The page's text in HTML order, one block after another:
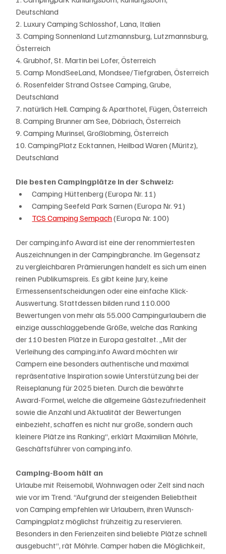
Deutschland
2. Luxury Camping Schlosshof, Lana, Italien
3. Camping Sonnenland Lutzmannsburg, Lutzmannsburg,
Österreich
4. Grubhof, St. Martin bei Lofer, Österreich
5. Camp MondSeeLand, Mondsee/Tiefgraben, Österreich
6. Rosenfelder Strand Ostsee Camping, Grube,
Deutschland
7. natürlich Hell. Camping & Aparthotel, Fügen, Österreich
8. Camping Brunner am See, Döbriach, Österreich
9. Camping Murinsel, Großlobming, Österreich
10. CampingPlatz Ecktannen, Heilbad Waren (Müritz),
Deutschland
Die besten Campingplätze in der Schweiz:
Camping Hüttenberg (Europa Nr. 11)
Camping Seefeld Park Sarnen (Europa Nr. 91)
TCS Camping Sempach (Europa Nr. 100)
Der camping.info Award ist eine der renommiertesten
Auszeichnungen in der Campingbranche. Im Gegensatz
zu vergleichbaren Prämierungen handelt es sich um einen
reinen Publikumspreis. Es gibt keine Jury, keine
Ermessensentscheidungen oder eine einfache Klick-
Auswertung. Stattdessen bilden rund 110.000
Bewertungen von mehr als 55.000 Campingurlaubern die
einzige ausschlaggebende Größe, welche das Ranking
der 110 besten Plätze in Europa gestaltet. „Mit der
Verleihung des camping.info Award möchten wir
Campern eine besonders authentische und maximal
repräsentative Inspiration sowie Unterstützung bei der
Reiseplanung für 2025 bieten. Durch die bewährte
Award-Formel, welche die allgemeine Gästezufriedenheit
sowie die Anzahl und Aktualität der Bewertungen
einbezieht, schaffen es nicht nur große, sondern auch
kleinere Plätze ins Ranking“, erklärt Maximilian Möhrle,
Geschäftsführer von camping.info.
Camping-Boom hält an
Urlaube mit Reisemobil, Wohnwagen oder Zelt sind nach
wie vor im Trend. “Aufgrund der steigenden Beliebtheit
von Camping empfehlen wir Urlaubern, ihren Wunsch-
Campingplatz möglichst frühzeitig zu reservieren.
Besonders in den Ferienzeiten sind beliebte Plätze schnell
ausgebucht“, rät Möhrle. Camper haben die Möglichkeit,